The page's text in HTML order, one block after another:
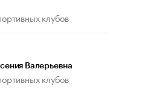
клубов
Валерьевна
клубов